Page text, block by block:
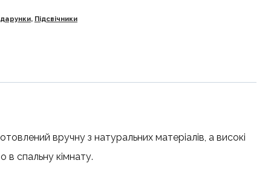
, Підсвічники
вручну з натуральних матеріалів, а високі
спальну кімнату.